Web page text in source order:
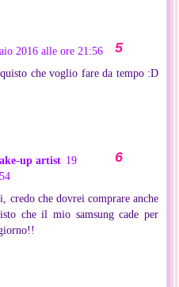
2016 alle ore 21:56
che voglio fare da tempo :D
up artist 19
credo che dovrei comprare anche
che il mio samsung cade per